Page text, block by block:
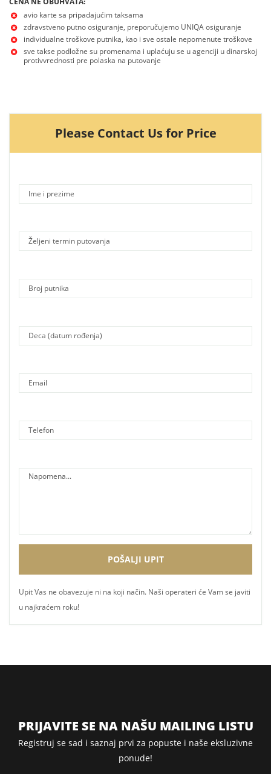
avio karte sa pripadajućim taksama
zdravstveno putno osiguranje, preporučujemo UNIQA osiguranje
individualne troškove putnika, kao i sve ostale nepomenute troškove
sve takse podložne su promenama i uplaćuju se u agenciji u dinarskoj
protivvrednosti pre polaska na putovanje
Please Contact Us for Price
Upit Vas ne obavezuje ni na koji način. Naši operateri će Vam se javiti
u najkraćem roku!
PRIJAVITE SE NA NAŠU MAILING LISTU
Registruj se sad i saznaj prvi za popuste i naše eksluzivne
ponude!